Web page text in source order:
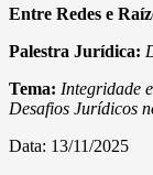
Entre Redes e
Palestra Jurídica:
Tema: Integridade
Desafios Jurídicos
Data: 13/11/2025